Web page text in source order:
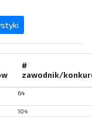
#
zawodnik/
64
104